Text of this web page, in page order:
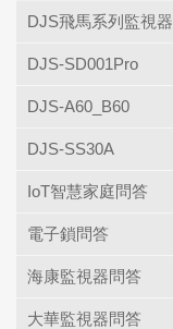
DJS飛馬系列監視器
DJS-SD001Pro
DJS-A60_B60
DJS-SS30A
IoT智慧家庭問答
電子鎖問答
海康監視器問答
大華監視器問答